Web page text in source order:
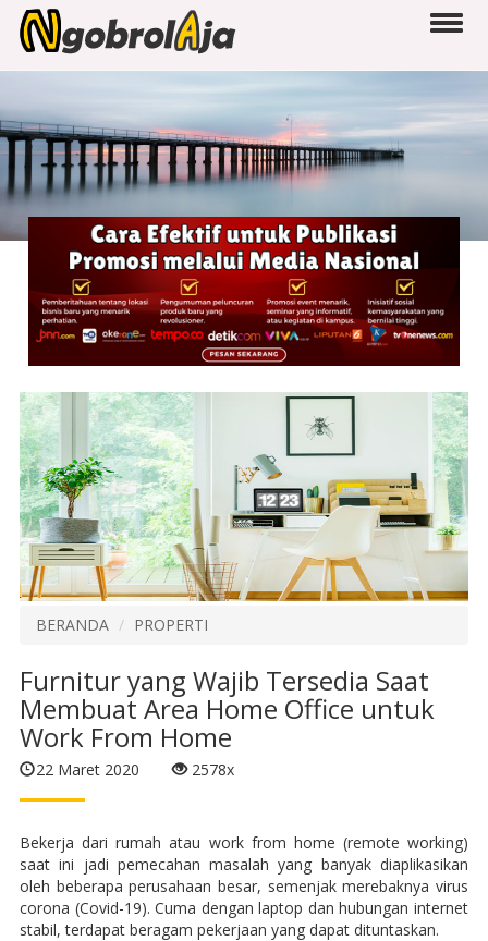
BERANDA PROPERTI
Furnitur yang Wajib Tersedia Saat
Membuat Area Home Office untuk
Work From Home
22 Maret 2020 2578x
Bekerja dari rumah atau work from home (remote working)
saat ini jadi pemecahan masalah yang banyak diaplikasikan
oleh beberapa perusahaan besar, semenjak merebaknya virus
corona (Covid-19). Cuma dengan laptop dan hubungan internet
stabil, terdapat beragam pekerjaan yang dapat dituntaskan.